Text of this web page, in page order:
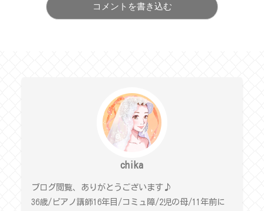
コメントを書き込む
chika
ブログ閲覧、ありがとうございます♪
36歳/ピアノ講師16年目/コミュ障/2児の母/11年前に